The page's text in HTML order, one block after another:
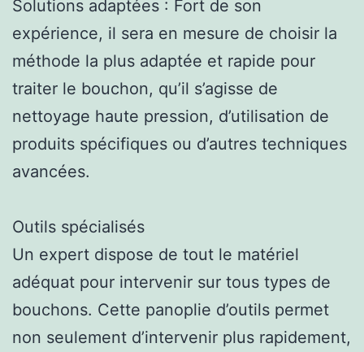
Solutions adaptées : Fort de son
expérience, il sera en mesure de choisir la
méthode la plus adaptée et rapide pour
traiter le bouchon, qu’il s’agisse de
nettoyage haute pression, d’utilisation de
produits spécifiques ou d’autres techniques
avancées.
Outils spécialisés
Un expert dispose de tout le matériel
adéquat pour intervenir sur tous types de
bouchons. Cette panoplie d’outils permet
non seulement d’intervenir plus rapidement,